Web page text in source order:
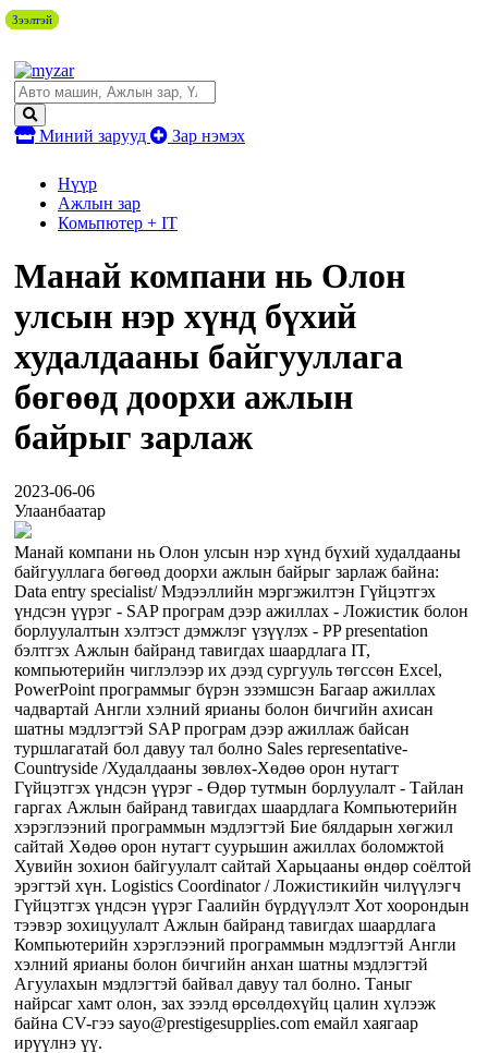
Миний зарууд Зар нэмэх
Нүүр
Ажлын зар
Комьпютер + IT
Манай компани нь Олон
улсын нэр хүнд бүхий
худалдааны байгууллага
бөгөөд доорхи ажлын
байрыг зарлаж
2023-06-06
Улаанбаатар
Манай компани нь Олон улсын нэр хүнд бүхий худалдааны
байгууллага бөгөөд доорхи ажлын байрыг зарлаж байна:
Data entry specialist/ Мэдээллийн мэргэжилтэн Гүйцэтгэх
үндсэн үүрэг - SAP програм дээр ажиллах - Ложистик болон
борлуулалтын хэлтэст дэмжлэг үзүүлэх - PP presentation
бэлтгэх Ажлын байранд тавигдах шаардлага IT,
компьютерийн чиглэлээр их дээд сургууль төгссөн Excel,
PowerPoint программыг бүрэн эзэмшсэн Багаар ажиллах
чадвартай Англи хэлний ярианы болон бичгийн ахисан
шатны мэдлэгтэй SAP програм дээр ажиллаж байсан
туршлагатай бол давуу тал болно Sales representative-
Countryside /Худалдааны зөвлөх-Хөдөө орон нутагт
Гүйцэтгэх үндсэн үүрэг - Өдөр тутмын борлуулалт - Тайлан
гаргах Ажлын байранд тавигдах шаардлага Компьютерийн
хэрэглээний программын мэдлэгтэй Бие бялдарын хөгжил
сайтай Хөдөө орон нутагт суурьшин ажиллах боломжтой
Хувийн зохион байгуулалт сайтай Харьцааны өндөр соёлтой
эрэгтэй хүн. Logistics Coordinator / Ложистикийн чилүүлэгч
Гүйцэтгэх үндсэн үүрэг Гаалийн бүрдүүлэлт Хот хоорондын
тээвэр зохицуулалт Ажлын байранд тавигдах шаардлага
Компьютерийн хэрэглээний программын мэдлэгтэй Англи
хэлний ярианы болон бичгийн анхан шатны мэдлэгтэй
Агуулахын мэдлэгтэй байвал давуу тал болно. Таныг
найрсаг хамт олон, зах зээлд өрсөлдөхүйц цалин хүлээж
байна CV-гээ sayo@prestigesupplies.com емайл хаягаар
ирүүлнэ үү.
Зээлтэй
Зээлтэй
Зээлтэй
Зээлтэй
Зээлтэй
Зээлтэй
Зээлтэй